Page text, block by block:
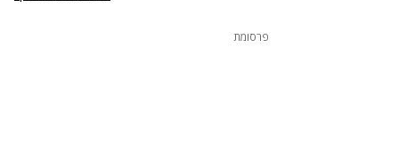
פרסומת